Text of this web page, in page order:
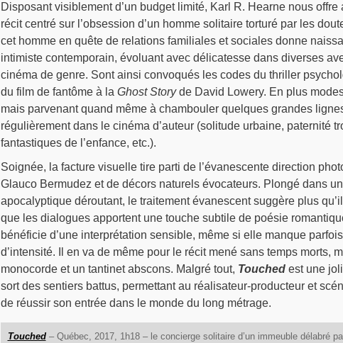
Disposant visiblement d’un budget limité, Karl R. Hearne nous offre
récit centré sur l’obsession d’un homme solitaire torturé par les
cet homme en quête de relations familiales et sociales donne
intimiste contemporain, évoluant avec délicatesse dans diverses
cinéma de genre. Sont ainsi convoqués les codes du thriller
du film de fantôme à la Ghost Storyde David Lowery. En plus
mais parvenant quand même à chambouler quelques grandes
régulièrement dans le cinéma d’auteur (solitude urbaine, paternité
fantastiques de l’enfance, etc.).
Soignée, la facture visuelle tire parti de l’évanescente direction
Glauco Bermudez et de décors naturels évocateurs. Plongé dans
apocalyptique déroutant, le traitement évanescent suggère plus
que les dialogues apportent une touche subtile de poésie
bénéficie d’une interprétation sensible, même si elle manque
d’intensité. Il en va de même pour le récit mené sans temps morts,
monocorde et un tantinet abscons. Malgré tout, Touchedest une
sort des sentiers battus, permettant au réalisateur-producteur et
de réussir son entrée dans le monde du long métrage.
Touched– Québec, 2017, 1h18 – le concierge solitaire d’un immeuble délabré